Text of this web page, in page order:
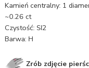
Kamień centralny: 1
~0.26 ct
Czystość: SI2
Barwa: H
Zrób zdjęcie